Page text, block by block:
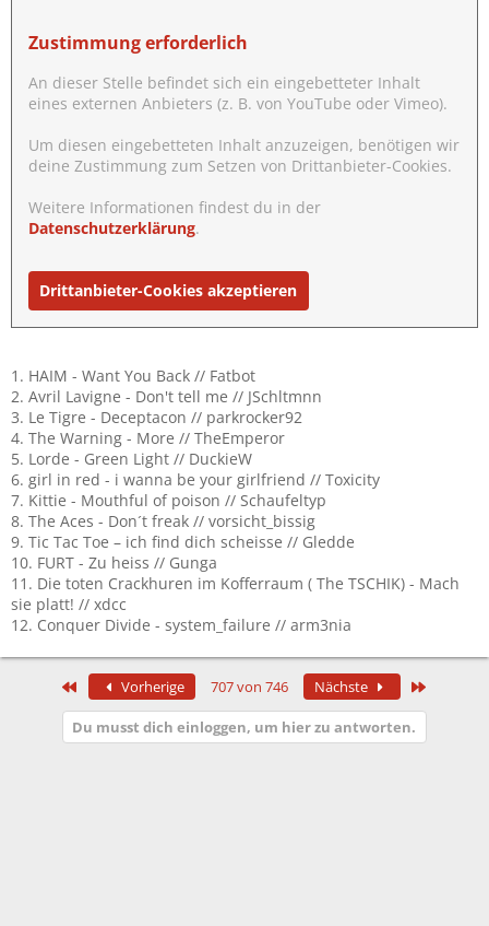
Zustimmung erforderlich
An dieser Stelle befindet sich ein eingebetteter Inhalt
eines externen Anbieters (z. B. von YouTube oder Vimeo).
Um diesen eingebetteten Inhalt anzuzeigen, benötigen wir
deine Zustimmung zum Setzen von Drittanbieter-Cookies.
Weitere Informationen findest du in der
Datenschutzerklärung.
Drittanbieter-Cookies akzeptieren
1. HAIM - Want You Back // Fatbot
2. Avril Lavigne - Don't tell me // JSchltmnn
3. Le Tigre - Deceptacon // parkrocker92
4. The Warning - More // TheEmperor
5. Lorde - Green Light // DuckieW
6. girl in red - i wanna be your girlfriend // Toxicity
7. Kittie - Mouthful of poison // Schaufeltyp
8. The Aces - Don´t freak // vorsicht_bissig
9. Tic Tac Toe – ich find dich scheisse // Gledde
10. FURT - Zu heiss // Gunga
11. Die toten Crackhuren im Kofferraum ( The TSCHIK) - Mach
sie platt! // xdcc
12. Conquer Divide - system_failure // arm3nia
Erste Vorherige 707 von 746 Nächste
Du musst dich einloggen, um hier zu antworten.